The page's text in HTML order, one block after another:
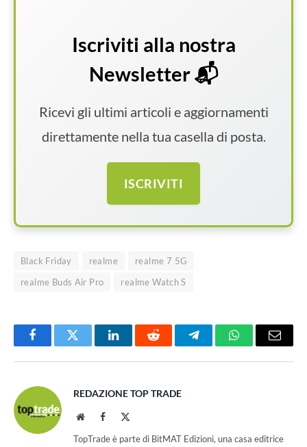
Iscriviti alla nostra
Newsletter 📬
Ricevi gli ultimi articoli e aggiornamenti
direttamente nella tua casella di posta.
ISCRIVITI
Black Friday realme
realme 7 5G
realme Buds Air Pro
realme Watch S
FacebookTwitter LinkedInReddit TelegramWhatsAppEmail
REDAZIONE TOP TRADE
WebsiteFacebook
TopTrade è parte di BitMAT Edizioni, una casa editrice